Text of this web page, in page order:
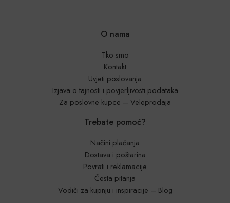
O nama
Tko smo
Kontakt
Uvjeti poslovanja
Izjava o tajnosti i povjerljivosti podataka
Za poslovne kupce – Veleprodaja
Trebate pomoć?
Načini plaćanja
Dostava i poštarina
Povrati i reklamacije
Česta pitanja
Vodiči za kupnju i inspiracije – Blog